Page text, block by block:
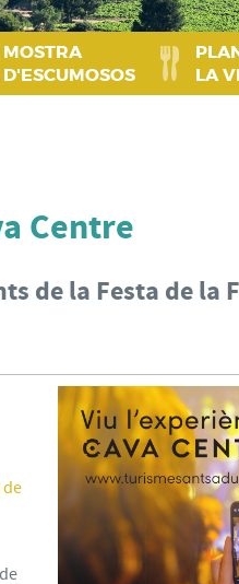
MOSTRA
D'ESCUMOSOS
LA
Centre
de la Festa de la
de